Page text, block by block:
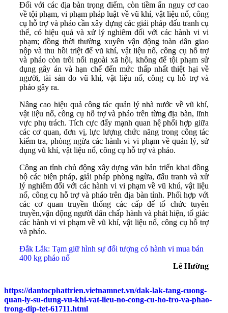
Đối với các địa bàn trọng điểm, còn tiềm ẩn nguy cơ cao
về tội phạm, vi phạm pháp luật về vũ khí, vật liệu nổ, công
cụ hỗ trợ và pháo cần xây dựng các giải pháp đấu tranh cụ
thể, có hiệu quả và xử lý nghiêm đối với các hành vi vi
phạm; đồng thời thường xuyên vận động toàn dân giao
nộp và thu hồi triệt để vũ khí, vật liệu nổ, công cụ hỗ trợ
và pháo còn trôi nổi ngoài xã hội, không để tội phạm sử
dụng gây án và hạn chế đến mức thấp nhất thiệt hại về
người, tài sản do vũ khí, vật liệu nổ, công cụ hỗ trợ và
pháo gây ra.
Nâng cao hiệu quả công tác quản lý nhà nước về vũ khí,
vật liệu nổ, công cụ hỗ trợ và pháo trên từng địa bàn, lĩnh
vực phụ trách. Tích cực đẩy mạnh quan hệ phối hợp giữa
các cơ quan, đơn vị, lực lượng chức năng trong công tác
kiểm tra, phòng ngừa các hành vi vi phạm về quản lý, sử
dụng vũ khí, vật liệu nổ, công cụ hỗ trợ và pháo.
Công an tỉnh chủ động xây dựng văn bản triển khai đồng
bộ các biện pháp, giải pháp phòng ngừa, đấu tranh và xử
lý nghiêm đối với các hành vi vi phạm về vũ khú, vật liệu
nổ, công cụ hỗ trợ và pháo trên địa bàn tỉnh. Phối hợp với
các cơ quan truyền thống các cấp để tổ chức tuyên
truyền,vận động người dân chấp hành và phát hiện, tổ giác
các hành vi vi phạm về vũ khí, vật liệu nổ, công cụ hỗ trợ
và pháo.
Đắk Lắk: Tạm giữ hình sự đối tượng có hành vi mua bán
400 kg pháo nổ
Lê Hường
https://dantocphattrien.vietnamnet.vn/dak-lak-tang-cuong-
quan-ly-su-dung-vu-khi-vat-lieu-no-cong-cu-ho-tro-va-phao-
trong-dip-tet-61711.html